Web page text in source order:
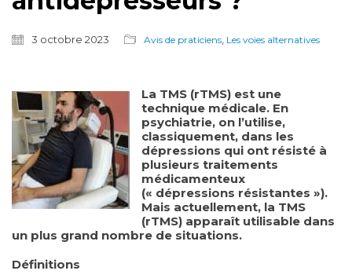
3 octobre 2023 Avis de praticiens Les voies alternatives
La TMS (rTMS) est une
technique médicale. En
psychiatrie, on l’utilise,
classiquement, dans les
dépressions qui ont résisté à
plusieurs traitements
médicamenteux
(« dépressions résistantes »).
Mais actuellement, la TMS
(rTMS) apparaît utilisable dans
un plus grand nombre de situations.
Définitions